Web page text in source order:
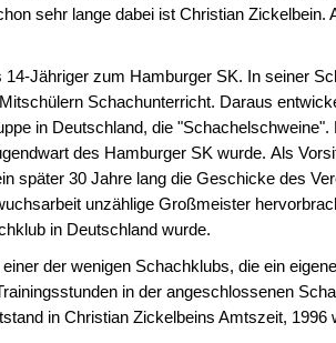
sehr lange dabei ist Christian Zickelbein.
Jähriger zum Hamburger SK. In seiner
Schachunterricht. Daraus
in Deutschland, die
des Hamburger SK wurde. Als
später 30 Jahre lang die Geschicke des
unzählige Großmeister
in Deutschland wurde.
der wenigen Schachklubs, die ein
in der angeschlossenen
in Christian Zickelbeins Amtszeit, 1996